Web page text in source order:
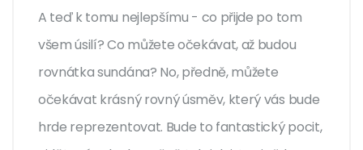
A teď k tomu nejlepšímu - co přijde po tom
všem úsilí? Co můžete očekávat, až budou
rovnátka sundána? No, předně, můžete
očekávat krásný rovný úsměv, který vás bude
hrde reprezentovat. Bude to fantastický pocit,